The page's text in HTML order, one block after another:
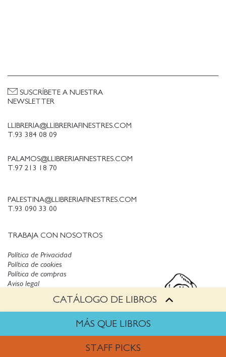
CATÁLOGO DE LIBROS
MÁS QUE LIBROS
STAFF PICKS
LLIBRERIA@LLIBRERIAFINESTRES.COM
T.93 384 08 09
PALAMOS@LLIBRERIAFINESTRES.COM
T.97 213 18 70
PALESTINA@LLIBRERIAFINESTRES.COM
T.93 090 33 00
TRABAJA CON NOSOTROS
SUSCRÍBETE A NUESTRA
NEWSLETTER
Política de Privacidad
Política de cookies
Aviso legal
Política de compras